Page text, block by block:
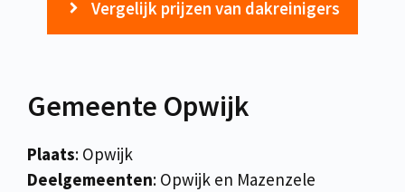
Vergelijk prijzen van dakreinigers
Gemeente Opwijk
Plaats: Opwijk
Deelgemeenten: Opwijk en Mazenzele